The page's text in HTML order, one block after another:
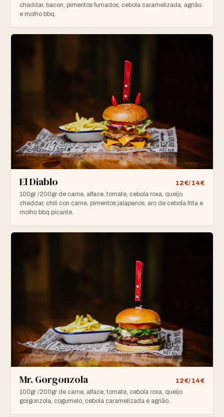
cheddar, bacon, pimentos fumados, cebola caramelizada, agrião
e molho bbq.
El Diablo
12€/ 14€
100gr /200gr de carne, alface, tomate, cebola roxa, queijo
cheddar, chili con carne, pimentos jalapenos, aro de cebola frita e
molho bbq picante.
Mr. Gorgonzola
12€/ 14€
100gr /200gr de carne, alface, tomate, cebola roxa, queijo
gorgonzola, cogumelo, cebola caramelizada e agrião.